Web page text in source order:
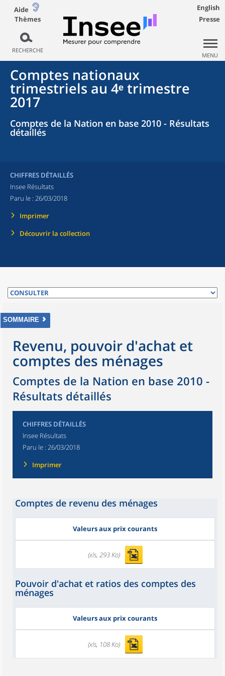
Aide
Thèmes
RECHERCHE
English
Presse
MENU
Comptes nationaux
trimestriels au 4ᵉ trimestre
2017
Comptes de la Nation en base 2010 - Résultats
détaillés
CHIFFRES DÉTAILLÉS
Insee Résultats
Paru le : 26/03/2018
Imprimer
Découvrir la collection
SOMMAIRE
Revenu, pouvoir d'achat et
comptes des ménages
Comptes de la Nation en base 2010 -
Résultats détaillés
CHIFFRES DÉTAILLÉS
Insee Résultats
Paru le : 26/03/2018
Imprimer
Comptes de revenu des ménages
Valeurs aux prix courants
(xls, 293 Ko)
Pouvoir d'achat et ratios des comptes des
ménages
Valeurs aux prix courants
(xls, 108 Ko)